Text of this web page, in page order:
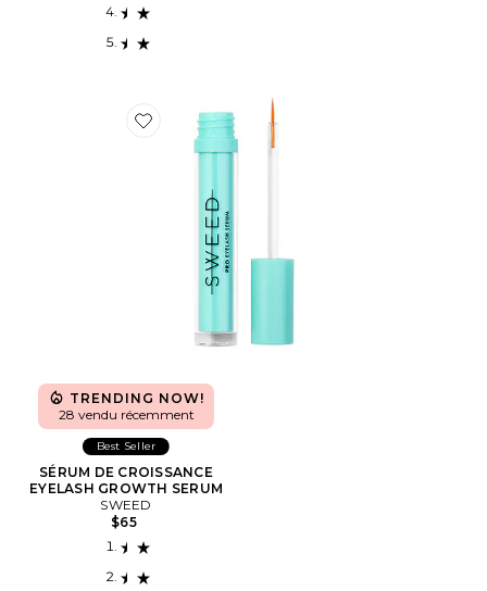
Favorite SÉRUM DE CROISSANCE EYELASH
TRENDING NOW!
28 vendu récemment
Best Seller
SÉRUM DE CROISSANCE
EYELASH GROWTH SERUM
SWEED
$65